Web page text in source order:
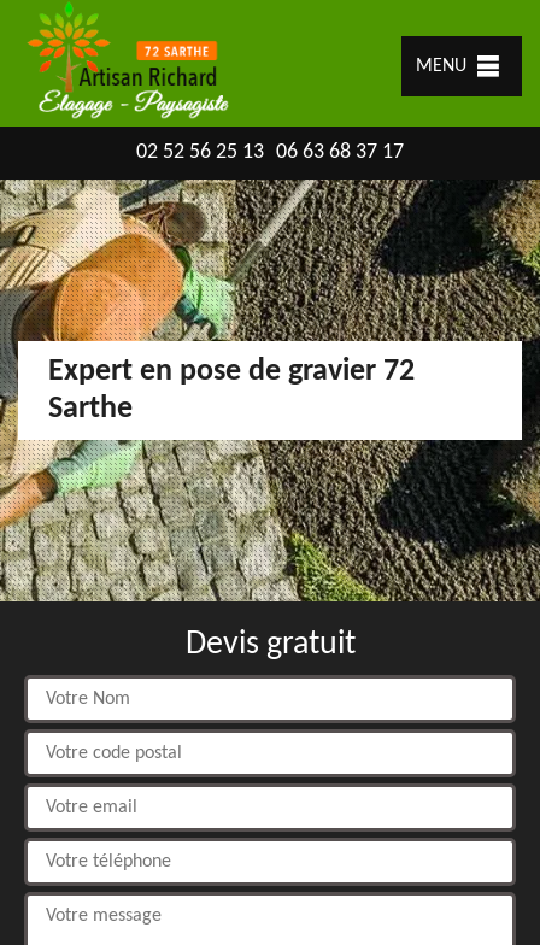
MENU
02 52 56 25 13 06 63 68 37 17
Expert en pose de gravier 72
Sarthe
Devis gratuit